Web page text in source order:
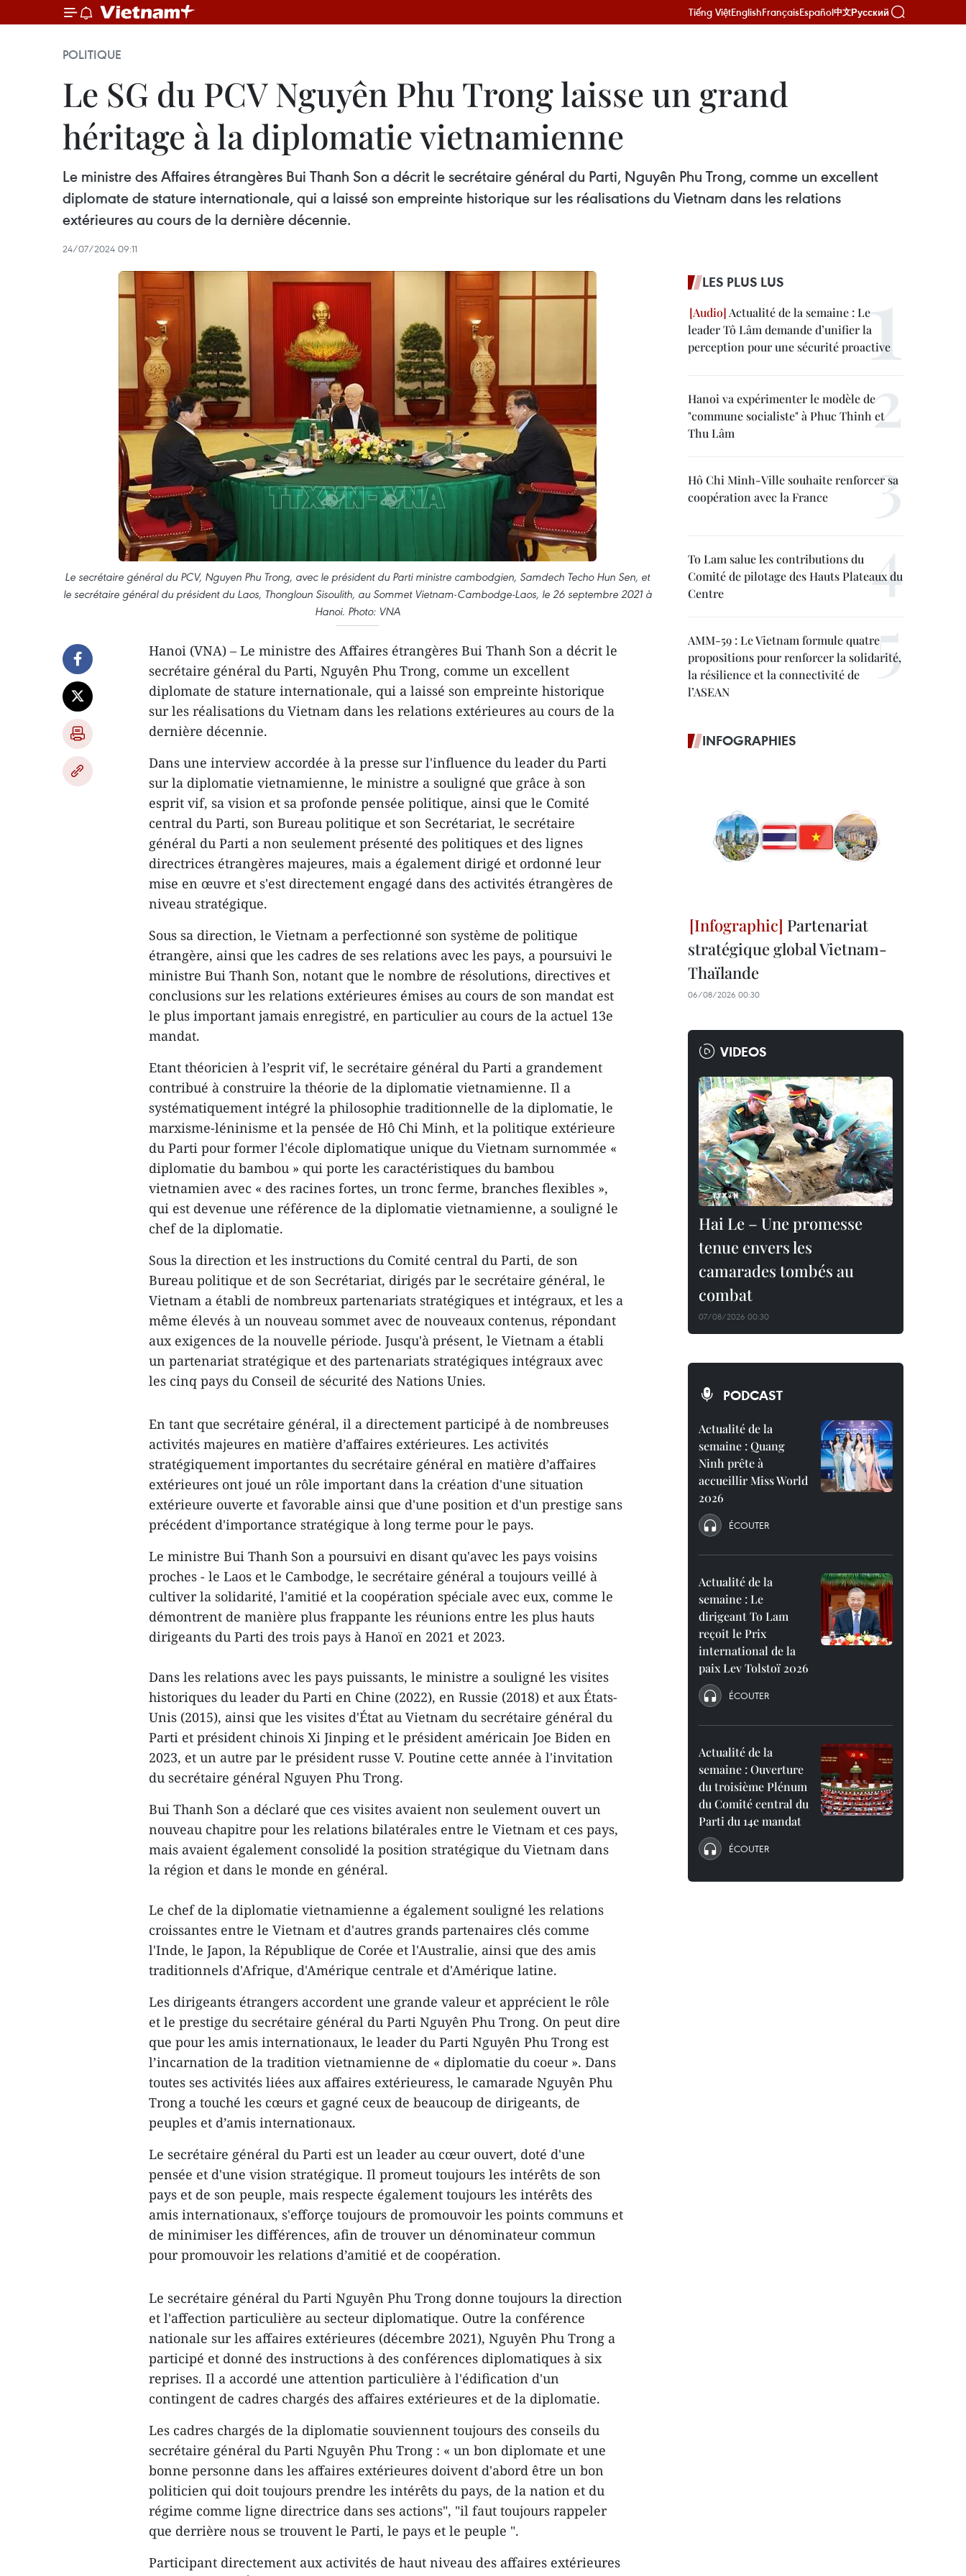
Tiếng ViệtEnglishFrançaisEspañol中文Русский
POLITIQUE
Le SG du PCV Nguyên Phu Trong laisse un grand
héritage à la diplomatie vietnamienne
Le ministre des Affaires étrangères Bui Thanh Son a décrit le secrétaire général du Parti, Nguyên Phu Trong, comme un excellent
diplomate de stature internationale, qui a laissé son empreinte historique sur les réalisations du Vietnam dans les relations
extérieures au cours de la dernière décennie.
24/07/2024 09:11
Le secrétaire général du PCV, Nguyen Phu Trong, avec le président du Parti ministre cambodgien, Samdech Techo Hun Sen, et
le secrétaire général du président du Laos, Thongloun Sisoulith, au Sommet Vietnam-Cambodge-Laos, le 26 septembre 2021 à
Hanoi. Photo: VNA
Hanoi (VNA) – Le ministre des Affaires étrangères Bui Thanh Son a décrit le
secrétaire général du Parti, Nguyên Phu Trong, comme un excellent
diplomate de stature internationale, qui a laissé son empreinte historique
sur les réalisations du Vietnam dans les relations extérieures au cours de la
dernière décennie.
Dans une interview accordée à la presse sur l'influence du leader du Parti
sur la diplomatie vietnamienne, le ministre a souligné que grâce à son
esprit vif, sa vision et sa profonde pensée politique, ainsi que le Comité
central du Parti, son Bureau politique et son Secrétariat, le secrétaire
général du Parti a non seulement présenté des politiques et des lignes
directrices étrangères majeures, mais a également dirigé et ordonné leur
mise en œuvre et s'est directement engagé dans des activités étrangères de
niveau stratégique.
Sous sa direction, le Vietnam a perfectionné son système de politique
étrangère, ainsi que les cadres de ses relations avec les pays, a poursuivi le
ministre Bui Thanh Son, notant que le nombre de résolutions, directives et
conclusions sur les relations extérieures émises au cours de son mandat est
le plus important jamais enregistré, en particulier au cours de la actuel 13e
mandat.
Etant théoricien à l’esprit vif, le secrétaire général du Parti a grandement
contribué à construire la théorie de la diplomatie vietnamienne. Il a
systématiquement intégré la philosophie traditionnelle de la diplomatie, le
marxisme-léninisme et la pensée de Hô Chi Minh, et la politique extérieure
du Parti pour former l'école diplomatique unique du Vietnam surnommée «
diplomatie du bambou » qui porte les caractéristiques du bambou
vietnamien avec « des racines fortes, un tronc ferme, branches flexibles »,
qui est devenue une référence de la diplomatie vietnamienne, a souligné le
chef de la diplomatie.
Sous la direction et les instructions du Comité central du Parti, de son
Bureau politique et de son Secrétariat, dirigés par le secrétaire général, le
Vietnam a établi de nombreux partenariats stratégiques et intégraux, et les a
même élevés à un nouveau sommet avec de nouveaux contenus, répondant
aux exigences de la nouvelle période. Jusqu'à présent, le Vietnam a établi
un partenariat stratégique et des partenariats stratégiques intégraux avec
les cinq pays du Conseil de sécurité des Nations Unies.
En tant que secrétaire général, il a directement participé à de nombreuses
activités majeures en matière d’affaires extérieures. Les activités
stratégiquement importantes du secrétaire général en matière d’affaires
extérieures ont joué un rôle important dans la création d'une situation
extérieure ouverte et favorable ainsi que d'une position et d'un prestige sans
précédent d'importance stratégique à long terme pour le pays.
Le ministre Bui Thanh Son a poursuivi en disant qu'avec les pays voisins
proches - le Laos et le Cambodge, le secrétaire général a toujours veillé à
cultiver la solidarité, l'amitié et la coopération spéciale avec eux, comme le
démontrent de manière plus frappante les réunions entre les plus hauts
dirigeants du Parti des trois pays à Hanoï en 2021 et 2023.
Dans les relations avec les pays puissants, le ministre a souligné les visites
historiques du leader du Parti en Chine (2022), en Russie (2018) et aux États-
Unis (2015), ainsi que les visites d'État au Vietnam du secrétaire général du
Parti et président chinois Xi Jinping et le président américain Joe Biden en
2023, et un autre par le président russe V. Poutine cette année à l'invitation
du secrétaire général Nguyen Phu Trong.
Bui Thanh Son a déclaré que ces visites avaient non seulement ouvert un
nouveau chapitre pour les relations bilatérales entre le Vietnam et ces pays,
mais avaient également consolidé la position stratégique du Vietnam dans
la région et dans le monde en général.
Le chef de la diplomatie vietnamienne a également souligné les relations
croissantes entre le Vietnam et d'autres grands partenaires clés comme
l'Inde, le Japon, la République de Corée et l'Australie, ainsi que des amis
traditionnels d'Afrique, d'Amérique centrale et d'Amérique latine.
Les dirigeants étrangers accordent une grande valeur et apprécient le rôle
et le prestige du secrétaire général du Parti Nguyên Phu Trong. On peut dire
que pour les amis internationaux, le leader du Parti Nguyên Phu Trong est
l’incarnation de la tradition vietnamienne de « diplomatie du coeur ». Dans
toutes ses activités liées aux affaires extérieuress, le camarade Nguyên Phu
Trong a touché les cœurs et gagné ceux de beaucoup de dirigeants, de
peuples et d’amis internationaux.
Le secrétaire général du Parti est un leader au cœur ouvert, doté d'une
pensée et d'une vision stratégique. Il promeut toujours les intérêts de son
pays et de son peuple, mais respecte également toujours les intérêts des
amis internationaux, s'efforçe toujours de promouvoir les points communs et
de minimiser les différences, afin de trouver un dénominateur commun
pour promouvoir les relations d’amitié et de coopération.
Le secrétaire général du Parti Nguyên Phu Trong donne toujours la direction
et l'affection particulière au secteur diplomatique. Outre la conférence
nationale sur les affaires extérieures (décembre 2021), Nguyên Phu Trong a
participé et donné des instructions à des conférences diplomatiques à six
reprises. Il a accordé une attention particulière à l'édification d'un
contingent de cadres chargés des affaires extérieures et de la diplomatie.
Les cadres chargés de la diplomatie souviennent toujours des conseils du
secrétaire général du Parti Nguyên Phu Trong : « un bon diplomate et une
bonne personne dans les affaires extérieures doivent d'abord être un bon
politicien qui doit toujours prendre les intérêts du pays, de la nation et du
régime comme ligne directrice dans ses actions", "il faut toujours rappeler
que derrière nous se trouvent le Parti, le pays et le peuple ".
Participant directement aux activités de haut niveau des affaires extérieures
LES PLUS LUS
Actualité de la semaine : Le
leader Tô Lâm demande d’unifier la
perception pour une sécurité proactive
Hanoi va expérimenter le modèle de
"commune socialiste" à Phuc Thinh et
Thu Lâm
Hô Chi Minh-Ville souhaite renforcer sa
coopération avec la France
To Lam salue les contributions du
Comité de pilotage des Hauts Plateaux du
Centre
AMM-59 : Le Vietnam formule quatre
propositions pour renforcer la solidarité,
la résilience et la connectivité de
l’ASEAN
INFOGRAPHIES
Partenariat
stratégique global Vietnam-
Thaïlande
06/08/2026 00:30
VIDEOS
Hai Le – Une promesse
tenue envers les
camarades tombés au
combat
07/08/2026 00:30
PODCAST
Actualité de la
semaine : Quang
Ninh prête à
accueillir Miss World
2026
ÉCOUTER
Actualité de la
semaine : Le
dirigeant To Lam
reçoit le Prix
international de la
paix Lev Tolstoï 2026
ÉCOUTER
Actualité de la
semaine : Ouverture
du troisième Plénum
du Comité central du
Parti du 14e mandat
ÉCOUTER